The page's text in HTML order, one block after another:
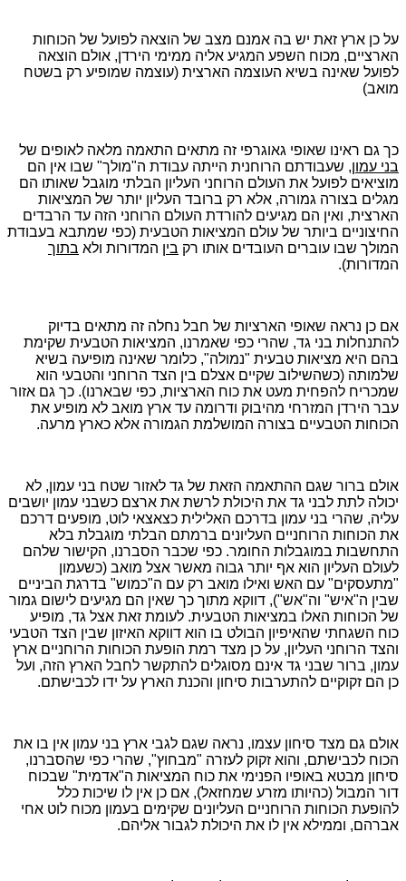
על כן ארץ זאת יש בה אמנם מצב של הוצאה לפועל של הכוחות
הארציים, מכוח השפע המגיע אליה ממימי הירדן, אולם הוצאה
לפועל שאינה בשיא העוצמה הארצית (עוצמה שמופיע רק בשטח
מואב)
כך גם ראינו שאופי גאוגרפי זה מתאים התאמה מלאה לאופים של
בני עמון, שעבודתם הרוחנית הייתה עבודת ה"מולך" שבו אין הם
מוציאים לפועל את העולם הרוחני העליון הבלתי מוגבל שאותו הם
מגלים בצורה גמורה, אלא רק ברובד העליון יותר של המציאות
הארצית, ואין הם מגיעים להורדת העולם הרוחני הזה עד הרבדים
החיצוניים ביותר של עולם המציאות הטבעית (כפי שמתבא בעבודת
המולך שבו עוברים העובדים אותו רק בין המדורות ולא בתוך
המדורות).
אם כן נראה שאופי הארציות של חבל נחלה זה מתאים בדיוק
להתנחלות בני גד, שהרי כפי שאמרנו, המציאות הטבעית שקימת
בהם היא מציאות טבעית "נמולה", כלומר שאינה מופיעה בשיא
שלמותה (כשהשילוב שקיים אצלם בין הצד הרוחני והטבעי הוא
שמכריח להפחית מעט את כוח הארציות, כפי שבארנו). כך גם אזור
עבר הירדן המזרחי מהיבוק ודרומה עד ארץ מואב לא מופיע את
הכוחות הטבעיים בצורה המושלמת הגמורה אלא כארץ מרעה.
אולם ברור שגם ההתאמה הזאת של גד לאזור שטח בני עמון, לא
יכולה לתת לבני גד את היכולת לרשת את ארצם כשבני עמון יושבים
עליה, שהרי בני עמון בדרכם האלילית כצאצאי לוט, מופעים דרכם
את הכוחות הרוחניים העליונים ברמתם הבלתי מוגבלת בלא
התחשבות במוגבלות החומר. כפי שכבר הסברנו, הקישור שלהם
לעולם העליון הוא אף יותר גבוה מאשר אצל מואב (כשעמון
"מתעסקים" עם האש ואילו מואב רק עם ה"כמוש" בדרגת הביניים
שבין ה"איש" וה"אש"), דווקא מתוך כך שאין הם מגיעים לישום גמור
של הכוחות האלו במציאות הטבעית. לעומת זאת אצל גד, מופיע
כוח השגחתי שהאיפיון הבולט בו הוא דווקא האיזון שבין הצד הטבעי
והצד הרוחני העליון, על כן מצד רמת הופעת הכוחות הרוחניים ארץ
עמון, ברור שבני גד אינם מסוגלים להתקשר לחבל הארץ הזה, ועל
כן הם זקוקיים להתערבות סיחון והכנת הארץ על ידו לכבישתם.
אולם גם מצד סיחון עצמו, נראה שגם לגבי ארץ בני עמון אין בו את
הכוח לכבישתם, והוא זקוק לעזרה "מבחוץ", שהרי כפי שהסברנו,
סיחון מבטא באופיו הפנימי את כוח המציאות ה"אדמית" שבכוח
דור המבול (כהיותו מזרע שמחזאל), אם כן אין לו שיכות כלל
להופעת הכוחות הרוחניים העליונים שקימים בעמון מכוח לוט אחי
אברהם, וממילא אין לו את היכולת לגבור אליהם.